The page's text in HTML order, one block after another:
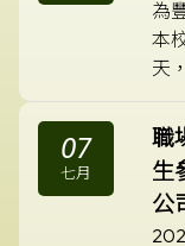
知
為
本
天
07
七月
職
生
公